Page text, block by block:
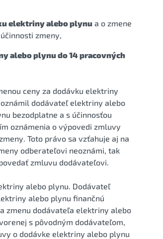
elektriny alebo plynu a o zmene
zmeny,
alebo plynu do 14 pracovných
ceny za dodávku elektriny
dodávateľ elektriny alebo
bezodplatne a s účinnosťou
oznámenia o výpovedi zmluvy
Toto právo sa vzťahuje aj na
odberateľovi neoznámi, tak
zmluvu dodávateľovi.
alebo plynu. Dodávateľ
alebo plynu finančnú
zmenu dodávateľa elektriny alebo
s pôvodným dodávateľom,
o dodávke elektriny alebo plynu